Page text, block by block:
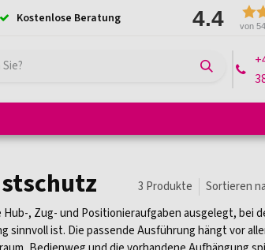
Kostenlose Beratung 4.4 von
3 Produkte
Sortieren
, Zug- und Positionieraufgaben ausgelegt, bei
ist. Die passende Ausführung hängt vor